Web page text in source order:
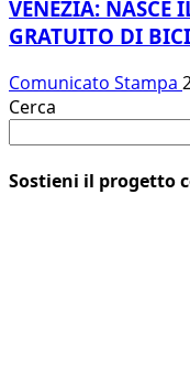
VENEZIA: NASCE
GRATUITO DI
Comunicato Stampa
Cerca
Sostieni il progetto